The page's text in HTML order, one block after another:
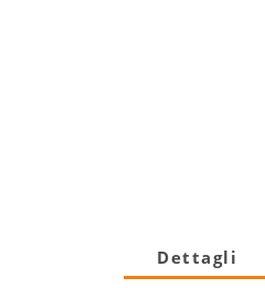
Dettagli